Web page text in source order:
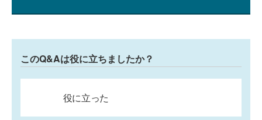
このQ&Aは役に立ちましたか？
役に立った